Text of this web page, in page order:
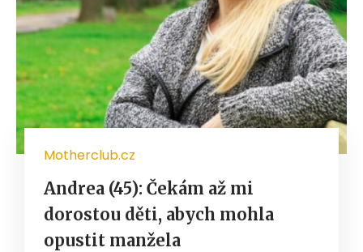
Motherclub.cz
Andrea (45): Čekám až mi
dorostou děti, abych mohla
opustit manžela